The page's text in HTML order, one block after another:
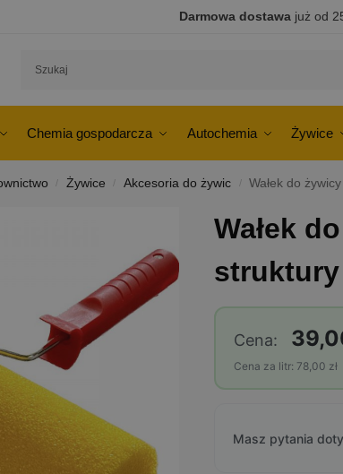
Darmowa dostawajuż od
Chemia gospodarcza Autochemia Żywice
/ Żywice / Akcesoria do żywic / Wałek do
Wałek
struktury
Cena:
Cena za litr: 78,00 zł
Masz pytania